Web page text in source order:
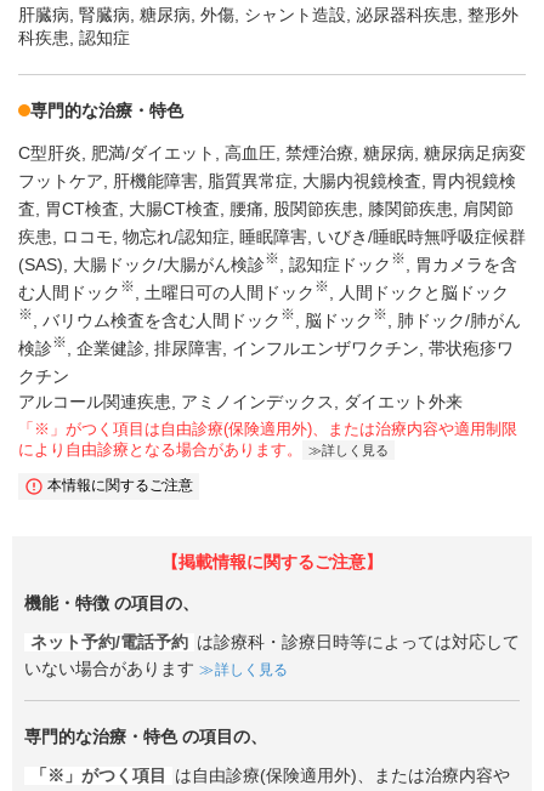
肝臓病, 腎臓病, 糖尿病, 外傷, シャント造設, 泌尿器科疾患, 整形外
科疾患, 認知症
専門的な治療・特色
C型肝炎 肥満/ダイエット 高血圧 禁煙治療 糖尿病 糖尿病足病変
フットケア
肝機能障害 脂質異常症 大腸内視鏡検査
胃内視鏡検
査
胃CT検査 大腸CT検査 腰痛 股関節疾患 膝関節疾患
肩関節
疾患
ロコモ 物忘れ/認知症 睡眠障害 いびき/睡眠時無呼吸症候群
(SAS)
大腸ドック/大腸がん検診※ 認知症ドック ※
胃カメラを含
む人間ドック ※ 土曜日可の人間ドック ※ 人間ドックと脳ドック
※ バリウム検査を含む人間ドック ※ 脳ドック ※
肺ドック/肺がん
検診※ 企業健診 排尿障害 インフルエンザワクチン 帯状疱疹ワ
クチン
アルコール関連疾患, アミノインデックス, ダイエット外来
「※」がつく項目は自由診療(保険適用外)、または治療内容や適用制限
により自由診療となる場合があります。
詳しく見る
本情報に関するご注意
【掲載情報に関するご注意】
機能・特徴 の項目の、
ネット予約/電話予約 は診療科・診療日時等によっては対応して
いない場合があります
詳しく見る
専門的な治療・特色の項目の、
「※」がつく項目
は自由診療(保険適用外)、または治療内容や